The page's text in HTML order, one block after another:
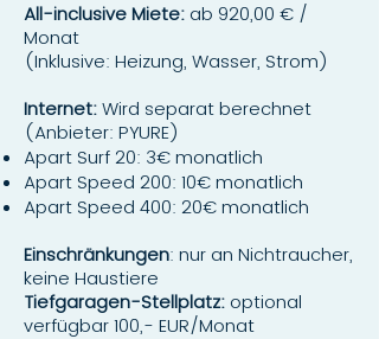
All-inclusive Miete: ab 920,00 € /
Monat
(Inklusive: Heizung, Wasser, Strom)
Internet:Wird separat berechnet
(Anbieter: PYURE)
Apart Surf 20: 3€ monatlich
Apart Speed 200: 10€ monatlich
Apart Speed 400: 20€ monatlich
Einschränkungen: nur an Nichtraucher,
keine Haustiere
Tiefgaragen-Stellplatz: optional
verfügbar 100,- EUR/Monat